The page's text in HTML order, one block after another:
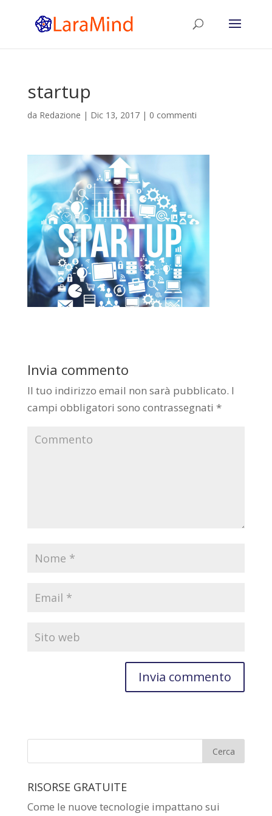
startup
da Redazione | Dic 13, 2017| 0 commenti
Invia commento
Il tuo indirizzo email non sarà pubblicato. I
campi obbligatori sono contrassegnati *
RISORSE GRATUITE
Come le nuove tecnologie impattano sui